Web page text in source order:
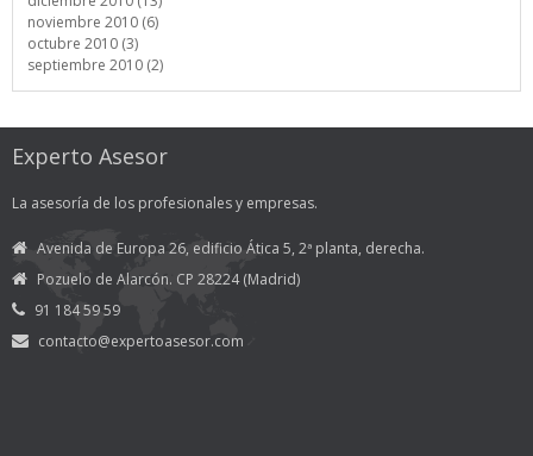
noviembre 2010 (6)
octubre 2010 (3)
septiembre 2010 (2)
Experto Asesor
La asesoría de los profesionales y empresas.
Avenida de Europa 26, edificio Ática 5, 2ª planta, derecha.
Pozuelo de Alarcón. CP 28224 (Madrid)
91 184 59 59
contacto@expertoasesor.com